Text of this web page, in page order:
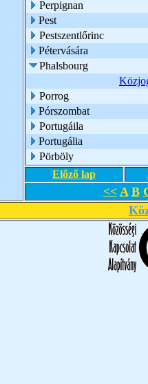
Perpignan
Pest
Pestszentlőrinc
Pétervására
Phalsbourg
Porrog
Pórszombat
Portugáila
Portugália
Pörböly
Előző lap
<< A B